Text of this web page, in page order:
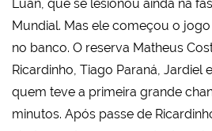
Luan, que se lesionou ainda na
Mundial. Mas ele começou o
no banco. O reserva Matheus
Ricardinho, Tiago Paraná, Jardiel
quem teve a primeira grande
minutos. Após passe de